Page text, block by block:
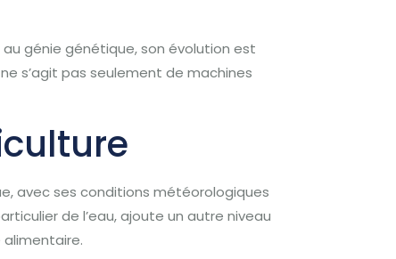
au génie génétique, son évolution est
s’agit pas seulement de machines
avec ses conditions météorologiques
de l’eau, ajoute un autre niveau